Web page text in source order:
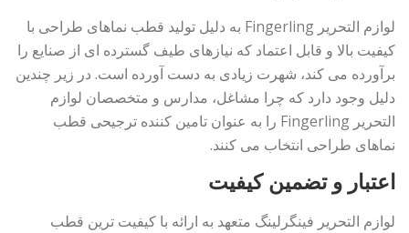
لوازم التحریر Fingerling به دلیل تولید قطب نماهای طراحی با
کیفیت بالا و قابل اعتماد که نیازهای طیف گسترده ای از صنایع را
برآورده می کند، شهرت زیادی به دست آورده است. در زیر چندین
دلیل وجود دارد که چرا مشاغل، مدارس و متخصصان لوازم
التحریر Fingerling را به عنوان تامین کننده ترجیحی قطب
نماهای طراحی انتخاب می کنند.
اعتبار و تضمین کیفیت
لوازم التحریر فینگرلینگ متعهد به ارائه با کیفیت ترین قطب